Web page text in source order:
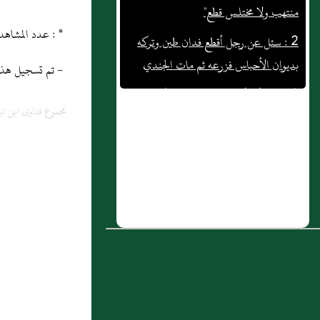
2 : سئل عن رجل أقطع فدان طين وتركه
بديوان الأحباس فزرعه ثم مات الجندي
3 : وعن أبي أمامة الباهلي رضي الله عنه
قال سمعت رسول الله صلى الله عليه وسلم
* : عدد المشاهدات و التنزيل منذ 18/04/
- تم تسجيل هذه
مجموع فتاوى ابن